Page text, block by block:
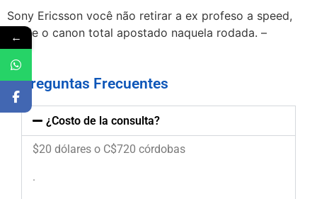
Sony Ericsson você não retirar a ex profeso a speed,
perde o canon total apostado naquela rodada. –
Preguntas Frecuentes
¿Costo de la consulta?
$20 dólares o C$720 córdobas
.
←